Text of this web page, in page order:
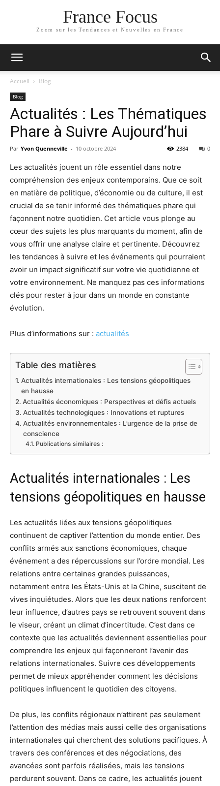
France Focus
Zoom sur les Tendances et Nouvelles en France
Accueil Blog
Blog
Actualités : Les Thématiques
Phare à Suivre Aujourd’hui
Par Yvon Quenneville - 10 octobre 2024 0
2384
Les actualités jouent un rôle essentiel dans notre
compréhension des enjeux contemporains. Que ce soit
en matière de politique, d’économie ou de culture, il est
crucial de se tenir informé des thématiques phare qui
façonnent notre quotidien. Cet article vous plonge au
cœur des sujets les plus marquants du moment, afin de
vous offrir une analyse claire et pertinente. Découvrez
les tendances à suivre et les événements qui pourraient
avoir un impact significatif sur votre vie quotidienne et
votre environnement. Ne manquez pas ces informations
clés pour rester à jour dans un monde en constante
évolution.
Plus d’informations sur : actualités
Table des matières
Actualités internationales : Les tensions géopolitiques
en hausse
Actualités économiques : Perspectives et défis actuels
Actualités technologiques : Innovations et ruptures
Actualités environnementales : L’urgence de la prise de
conscience
Publications similaires :
Actualités internationales : Les
tensions géopolitiques en hausse
Les actualités liées aux tensions géopolitiques
continuent de captiver l’attention du monde entier. Des
conflits armés aux sanctions économiques, chaque
événement a des répercussions sur l’ordre mondial. Les
relations entre certaines grandes puissances,
notamment entre les États-Unis et la Chine, suscitent de
vives inquiétudes. Alors que les deux nations renforcent
leur influence, d’autres pays se retrouvent souvent dans
le viseur, créant un climat d’incertitude. C’est dans ce
contexte que les actualités deviennent essentielles pour
comprendre les enjeux qui façonneront l’avenir des
relations internationales. Suivre ces développements
permet de mieux appréhender comment les décisions
politiques influencent le quotidien des citoyens.
De plus, les conflits régionaux n’attirent pas seulement
l’attention des médias mais aussi celle des organisations
internationales qui cherchent des solutions pacifiques. À
travers des conférences et des négociations, des
avancées sont parfois réalisées, mais les tensions
perdurent souvent. Dans ce cadre, les actualités jouent